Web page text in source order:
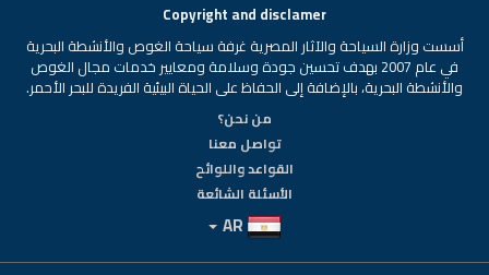
Copyright and disclamer
أسست وزارة السياحة والآثار المصرية غرفة سياحة الغوص والأنشطة البحرية
في عام 2007 بهدف تحسين جودة وسلامة ومعايير خدمات مجال الغوص
والأنشطة البحرية، بالإضافة إلى الحفاظ على الحياة البيئية الفريدة للبحر الأحمر.
من نحن؟
تواصل معنا
القواعد واللوائح
الأسئلة الشائعة